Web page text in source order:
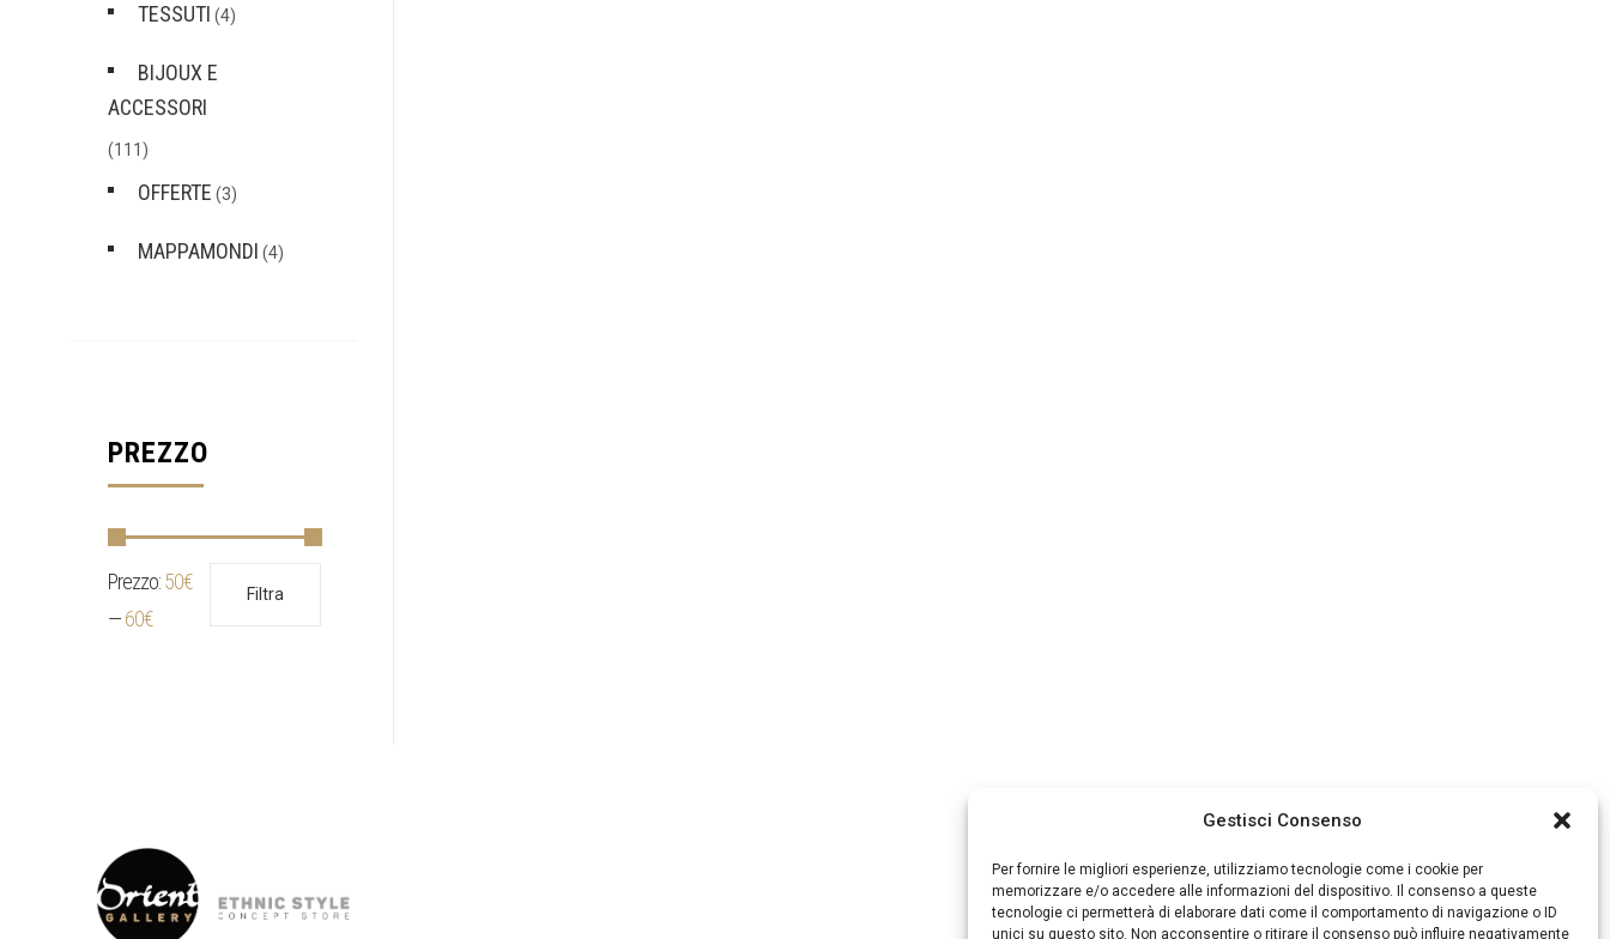
Gestisci Consenso
Per fornire le migliori esperienze, utilizziamo tecnologie come i cookie per
memorizzare e/o accedere alle informazioni del dispositivo. Il consenso a queste
tecnologie ci permetterà di elaborare dati come il comportamento di navigazione o ID
unici su questo sito. Non acconsentire o ritirare il consenso può influire negativamente
TESSUTI (4)
BIJOUX E
ACCESSORI
(111)
OFFERTE (3)
MAPPAMONDI (4)
PREZZO
Prezzo
Min
Prezzo
Max
Filtra
Prezzo:50€
—60€